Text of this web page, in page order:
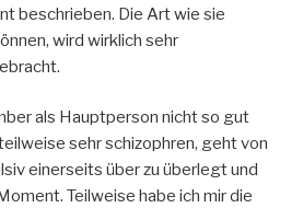
beschrieben. Die Art wie sie
wird wirklich sehr
als Hauptperson nicht so gut
sehr schizophren, geht von
einerseits über zu überlegt und
Teilweise habe ich mir die